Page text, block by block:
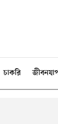
চাকরি